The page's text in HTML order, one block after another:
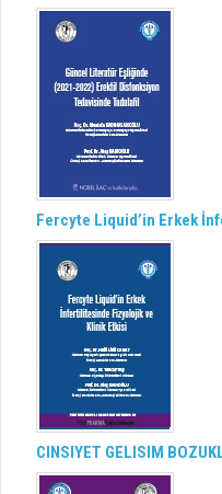
Fercyte Liquid’in Erkek
CINSIYET GELISIM